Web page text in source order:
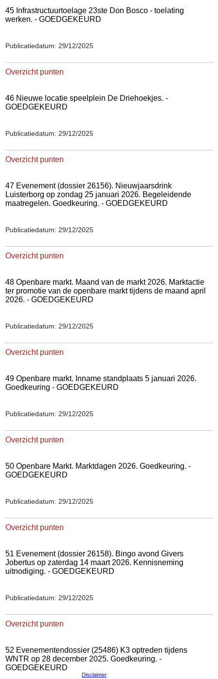
45 Infrastructuurtoelage 23ste Don Bosco - toelating
werken. - GOEDGEKEURD
Publicatiedatum: 29/12/2025
Overzicht punten
46 Nieuwe locatie speelplein De Driehoekjes. -
GOEDGEKEURD
Publicatiedatum: 29/12/2025
Overzicht punten
47 Evenement (dossier 26156). Nieuwjaarsdrink
Luisterborg op zondag 25 januari 2026. Begeleidende
maatregelen. Goedkeuring. - GOEDGEKEURD
Publicatiedatum: 29/12/2025
Overzicht punten
48 Openbare markt. Maand van de markt 2026. Marktactie
ter promotie van de openbare markt tijdens de maand april
2026. - GOEDGEKEURD
Publicatiedatum: 29/12/2025
Overzicht punten
49 Openbare markt. Inname standplaats 5 januari 2026.
Goedkeuring - GOEDGEKEURD
Publicatiedatum: 29/12/2025
Overzicht punten
50 Openbare Markt. Marktdagen 2026. Goedkeuring. -
GOEDGEKEURD
Publicatiedatum: 29/12/2025
Overzicht punten
51 Evenement (dossier 26158). Bingo avond Givers
Jobertus op zaterdag 14 maart 2026. Kennisneming
uitnodiging. - GOEDGEKEURD
Publicatiedatum: 29/12/2025
Overzicht punten
52 Evenementendossier (25486) K3 optreden tijdens
WNTR op 28 december 2025. Goedkeuring. -
GOEDGEKEURD
Disclaimer